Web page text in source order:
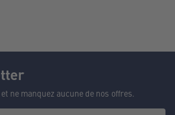
ne manquez aucune de nos offres.